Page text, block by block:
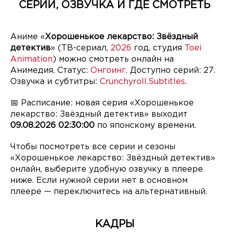
СЕРИЙ, ОЗВУЧКА И ГДЕ СМОТРЕТЬ
Аниме «Хорошенькое лекарство: Звёздный
детектив» (ТВ-сериал, 2026 год, студия
Toei
Animation ) можно смотреть онлайн на
Анимедия. Статус: Онгоинг. Доступно серий: 27.
Озвучка и субтитры: Crunchyroll.Subtitles.
📅 Расписание: новая серия «Хорошенькое
лекарство: Звёздный детектив» выходит
09.08.2026 02:30:00 по японскому времени.
Чтобы посмотреть все серии и сезоны
«Хорошенькое лекарство: Звёздный детектив»
онлайн, выберите удобную озвучку в плеере
ниже. Если нужной серии нет в основном
плеере — переключитесь на альтернативный.
КАДРЫ